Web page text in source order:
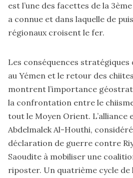
est l’une des facettes de la
a connue et dans laquelle de
régionaux croisent le fer.
Les conséquences stratégiques
au Yémen et le retour des
montrent l’importance
la confrontation entre le
tout le Moyen Orient. L’alliance
Abdelmalek Al-Houthi,
déclaration de guerre contre
Saoudite à mobiliser une
riposter. Un quatrième cycle